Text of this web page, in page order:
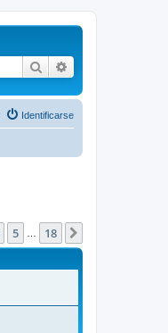
Buscar
Identificarse
5 18